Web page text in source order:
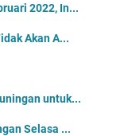
2022, In...
Akan A...
untuk...
Selasa ...